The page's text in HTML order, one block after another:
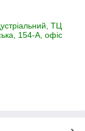
ТЦ
154-А, офіс